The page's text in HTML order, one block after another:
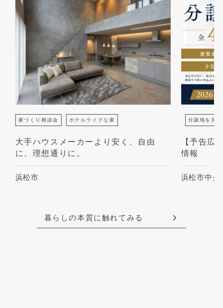
家づくり相談会 ホテルライクな家
大手ハウスメーカーより安く、自由
に、理想通りに。
浜松市
分譲地を見つけ
【予告広
情報
浜松市中央
暮らしの本質に触れてみる